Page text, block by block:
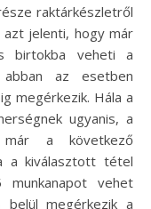
raktárkészletről
jelenti, hogy már
birtokba veheti a
az esetben
megérkezik. Hála a
ugyanis, a
már a következő
a kiválasztott tétel
vehet
megérkezik a